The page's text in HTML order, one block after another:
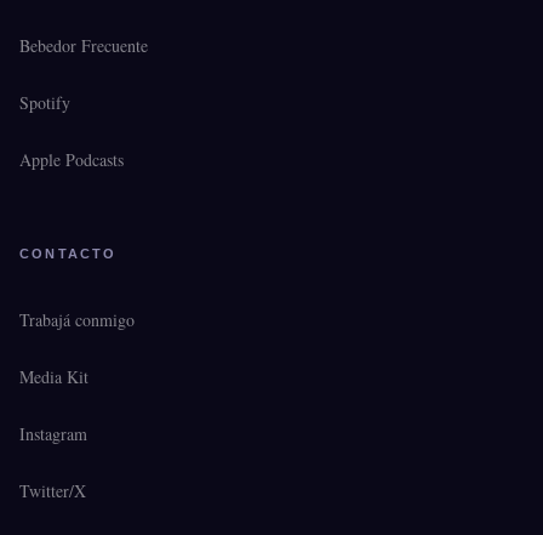
Bebedor Frecuente
Spotify
Apple Podcasts
CONTACTO
Trabajá conmigo
Media Kit
Instagram
Twitter/X